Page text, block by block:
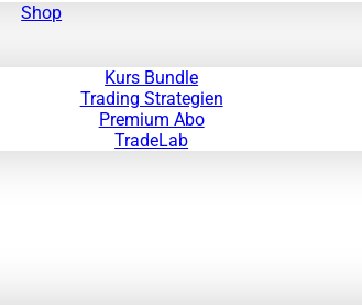
Shop
Kurs Bundle
Trading Strategien
Premium Abo
TradeLab